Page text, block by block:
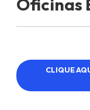
CLIQUE